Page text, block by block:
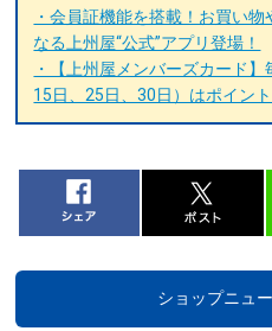
・会員証機能を搭載！お買い
なる上州屋“公式”アプリ登場！
・【上州屋メンバーズカード
15日、25日、30日）はポイント
ショップニュ